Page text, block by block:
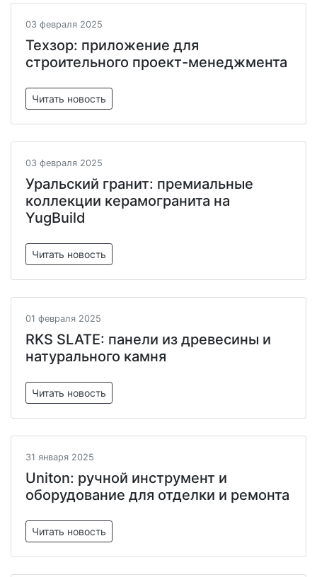
03 февраля 2025
Техзор: приложение для
строительного проект-менеджмента
Читать новость
03 февраля 2025
Уральский гранит: премиальные
коллекции керамогранита на
YugBuild
Читать новость
01 февраля 2025
RKS SLATE: панели из древесины и
натурального камня
Читать новость
31 января 2025
Uniton: ручной инструмент и
оборудование для отделки и ремонта
Читать новость